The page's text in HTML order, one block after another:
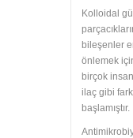
Kolloidal
bileşenler
önlemek
birçok
ilaç gibi
başlamıştır.